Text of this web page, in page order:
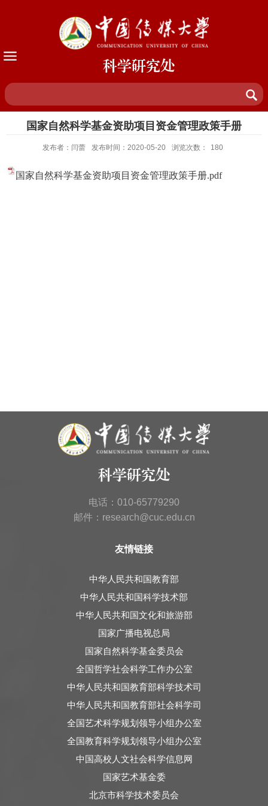
科学研究处
国家自然科学基金资助项目资金管理政策手册
发布者：闫蕾 发布时间：2020-05-20 浏览次数： 180
国家自然科学基金资助项目资金管理政策手册.pdf
科学研究处
电话：010-65779290
邮件：research@cuc.edu.cn
友情链接
中华人民共和国教育部
中华人民共和国科学技术部
中华人民共和国文化和旅游部
国家广播电视总局
国家自然科学基金委员会
全国哲学社会科学工作办公室
中华人民共和国教育部科学技术司
中华人民共和国教育部社会科学司
全国艺术科学规划领导小组办公室
全国教育科学规划领导小组办公室
中国高校人文社会科学信息网
国家艺术基金委
北京市科学技术委员会